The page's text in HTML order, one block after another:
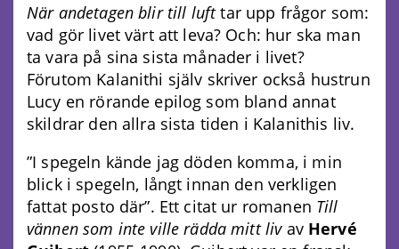
När andetagen blir till lufttar upp frågor som:
vad gör livet värt att leva? Och: hur ska man
ta vara på sina sista månader i livet?
Förutom Kalanithi själv skriver också hustrun
Lucy en rörande epilog som bland annat
skildrar den allra sista tiden i Kalanithis liv.
”I spegeln kände jag döden komma, i min
blick i spegeln, långt innan den verkligen
fattat posto där”. Ett citat ur romanen Till
vännen som inte ville rädda mitt livav Hervé